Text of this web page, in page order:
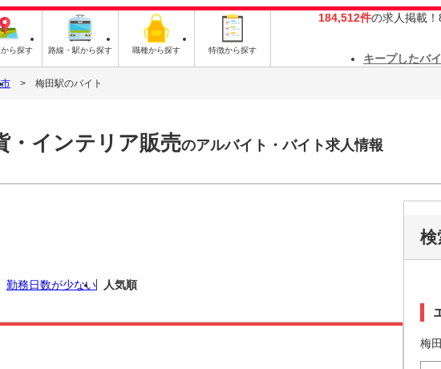
ら探す 路線・駅から探す 職種から探す 特徴から探す
184,512件の求人掲載
キープしたバ
梅田駅のバイト
・インテリア販売のアルバイト・バイト求人情報
勤務日数が少ない 人気順
検
梅